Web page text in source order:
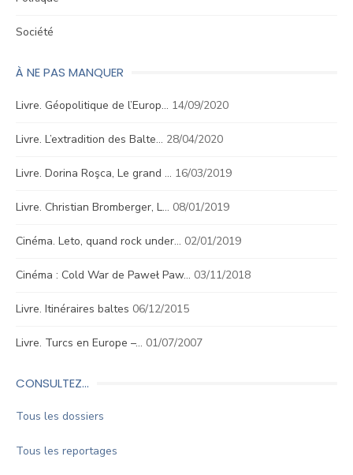
Société
À NE PAS MANQUER
Livre. Géopolitique de l’Europ… 14/09/2020
Livre. L’extradition des Balte… 28/04/2020
Livre. Dorina Roşca, Le grand … 16/03/2019
Livre. Christian Bromberger, L… 08/01/2019
Cinéma. Leto, quand rock under… 02/01/2019
Cinéma : Cold War de Paweł Paw… 03/11/2018
Livre. Itinéraires baltes 06/12/2015
Livre. Turcs en Europe –… 01/07/2007
CONSULTEZ…
Tous les dossiers
Tous les reportages